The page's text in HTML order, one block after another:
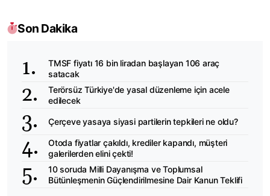
Son Dakika
TMSF fiyatı 16 bin liradan başlayan 106 araç
satacak
Terörsüz Türkiye'de yasal düzenleme için acele
edilecek
Çerçeve yasaya siyasi partilerin tepkileri ne oldu?
Otoda fiyatlar çakıldı, krediler kapandı, müşteri
galerilerden elini çekti!
10 soruda Milli Dayanışma ve Toplumsal
Bütünleşmenin Güçlendirilmesine Dair Kanun Teklifi